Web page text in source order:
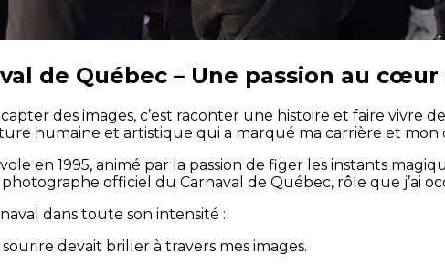
de Québec – Une passion au cœur
des images, c’est raconter une histoire et faire vivre
humaine et artistique qui a marqué ma carrière et
en 1995, animé par la passion de figer les instants
photographe officiel du Carnaval de Québec, rôle que j’ai
dans toute son intensité :
devait briller à travers mes images.